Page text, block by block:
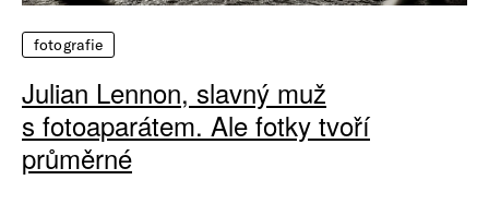
fotografie
Julian Lennon, slavný muž
s fotoaparátem. Ale fotky tvoří
průměrné